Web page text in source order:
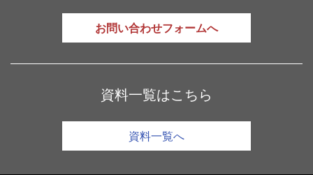
お問い合わせフォームへ
資料一覧はこちら
資料一覧へ